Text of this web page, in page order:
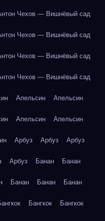
Чехов — Вишнёвый сад
Чехов — Вишнёвый сад
Чехов — Вишнёвый сад
Чехов — Вишнёвый сад
Апельсин Апельсин
Апельсин Апельсин
Арбуз Арбуз Арбуз
Арбуз Банан Банан
Банан Банан Банан
Бангкок Бангкок